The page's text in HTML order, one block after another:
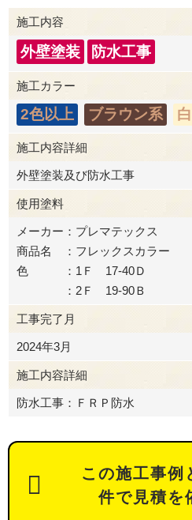
施工内容
外壁塗装 防水工事
施工カラー
2色以上 ブラウン系
施工内容詳細
外壁塗装及び防水工事
使用塗料
メーカー：プレマテックス
商品名 ：フレックスカラー
色 ：1Ｆ 17-40Ｄ
：2Ｆ 19-90Ｂ
工事完了月
2024年3月
施工内容詳細
防水工事：ＦＲＰ防水
この施工事例
件で見積を